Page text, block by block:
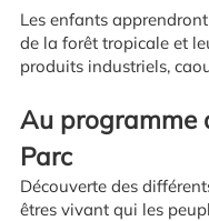
Les enfants
de la forêt tropicale et
produits industriels,
Au programme
Parc
Découverte des
êtres vivant qui les